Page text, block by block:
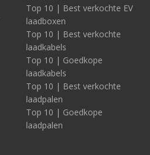
Top 10 | Best verkochte EV
laadboxen
Top 10 | Best verkochte
laadkabels
Top 10 | Goedkope
laadkabels
Top 10 | Best verkochte
laadpalen
Top 10 | Goedkope
laadpalen